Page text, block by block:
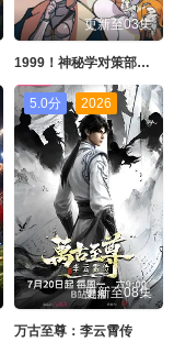
更新至03集
1999！神秘学对策部英配版
5.0分 2026
更新至08集
万古至尊：李云霄传